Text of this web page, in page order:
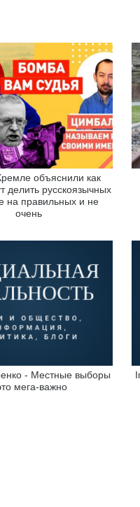
объяснили как
делить русскоязычных
на правильных и не
очень
- Местные выборы
мега-важно